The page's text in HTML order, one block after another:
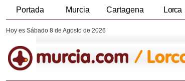
Portada Murcia Cartagena Lorca
Hoy es Sábado 8 de Agosto de 2026